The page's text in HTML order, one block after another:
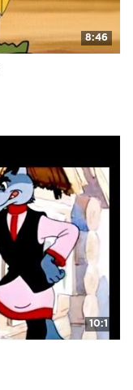
8:46
10:1